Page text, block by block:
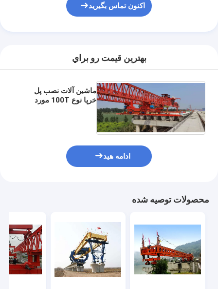
اکنون تماس بگیرید
بهترين قيمت رو براي
ماشین آلات نصب پل
خرپا نوع 100T مورد
ادامه هید
محصولات توصیه شده